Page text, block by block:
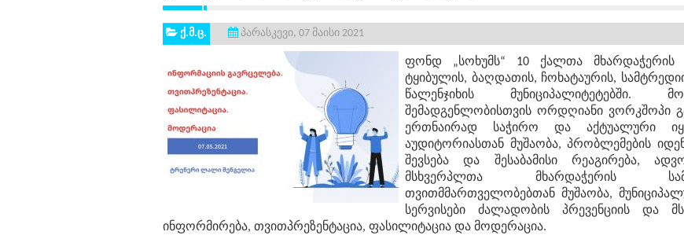
ქ.მ.ც. პარასკევი, 07 მაისი 2021
ფონდ „სოხუმს“ 10 ქალთა მხარდაჭერის
ტყიბულის, ბაღდათის, ჩოხატაურის,
წალენჯიხის მუნიციპალიტეტებში.
შემადგენლობისთვის ორდღიანი ვორკშოპი
ერთნაირად საჭირო და აქტუალური
აუდიტორიასთან მუშაობა, პრობლემების
შევსება და შესაბამისი რეაგირება,
მსხვერპლთა მხარდაჭერის
თვითმმართველობებთან მუშაობა,
სერვისები ძალადობის პრევენციის და
ინფორმირება, თვითპრეზენტაცია, ფასილიტაცია და მოდერაცია.